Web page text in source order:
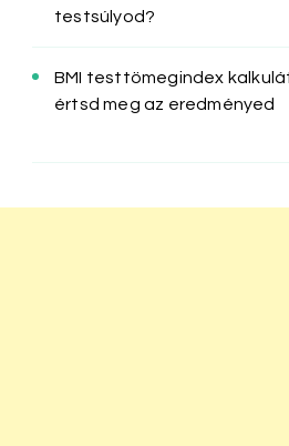
testsúlyod?
BMI testtömegindex
értsd meg az eredményed